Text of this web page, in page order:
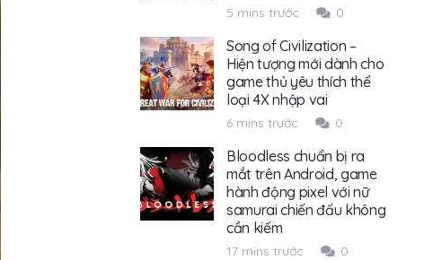
5 mins trước 0
Song of Civilization –
Hiện tượng mới dành cho
game thủ yêu thích thể
loại 4X nhập vai
6 mins trước 0
Bloodless chuẩn bị ra
mắt trên Android, game
hành động pixel với nữ
samurai chiến đấu không
cần kiếm
17 mins trước 0